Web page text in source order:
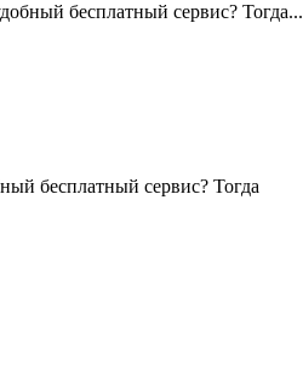
бесплатный сервис? Тогда...
бесплатный сервис? Тогда